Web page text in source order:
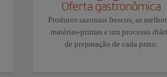
Oferta gastronômica
Produtos sazonais frescos, as
matérias-primas e um processo
de preparação de cada prato.